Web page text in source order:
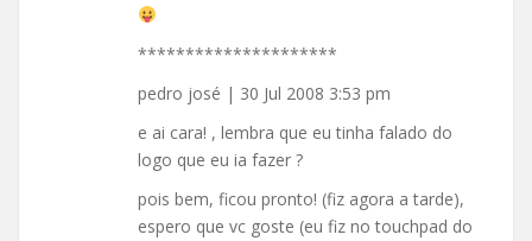
*********************
pedro josé | 30 Jul 2008 3:53 pm
e ai cara! , lembra que eu tinha falado do
logo que eu ia fazer ?
pois bem, ficou pronto! (fiz agora a tarde),
espero que vc goste (eu fiz no touchpad do